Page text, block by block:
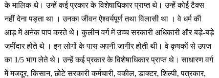
के मालिक थे। उन्हें कई प्रकार के विशेषाधिकार प्राप्त थे। उन्हें कोई टैक्स
नहीं देना पड़ता था । उनका जीवन ऐश्वर्यपूर्ण तथा विलासी था । वे धर्म की
आड़ में अनेक पाप करते थे। कुलीन वर्ग में उच्च सरकारी अधिकारी और बड़े-बड़े
जमींदार होते थे । इन लोगों के पास अपनी जागीर होती थी। वे कृषकों से उपज
का 1/5 भाग लेते थे। उन्हें कई प्रकार के विशेषाधिकार प्राप्त थे। साधारण वर्ग
में मजदूर, किसान, छोटे सरकारी कर्मचारी, वकील, डाक्टर, शिल्पी, पत्रकार,